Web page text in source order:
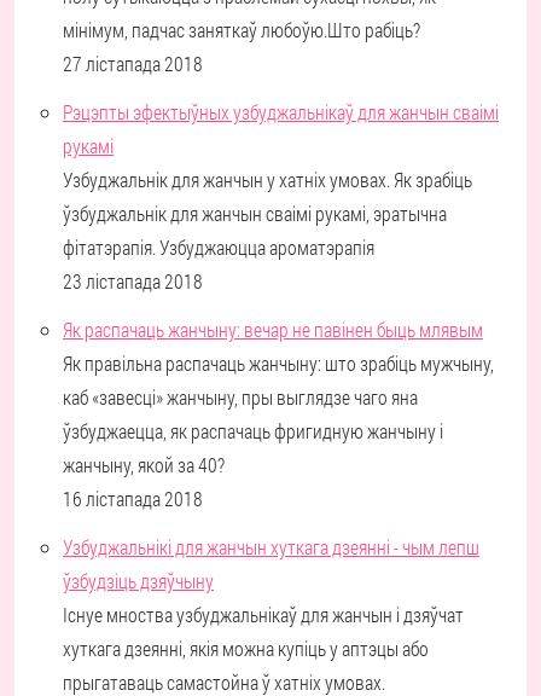
мінімум, падчас заняткаў любоўю.Што рабіць?
27 лістапада 2018
Рэцэпты эфектыўных узбуджальнікаў для жанчын сваімі
рукамі
Узбуджальнік для жанчын у хатніх умовах. Як зрабіць
ўзбуджальнік для жанчын сваімі рукамі, эратычна
фітатэрапія. Узбуджаюцца ароматэрапія
23 лістапада 2018
Як распачаць жанчыну: вечар не павінен быць млявым
Як правільна распачаць жанчыну: што зрабіць мужчыну,
каб «завесці» жанчыну, пры выглядзе чаго яна
ўзбуджаецца, як распачаць фригидную жанчыну і
жанчыну, якой за 40?
16 лістапада 2018
Узбуджальнікі для жанчын хуткага дзеянні - чым лепш
ўзбудзіць дзяўчыну
Існуе мноства узбуджальнікаў для жанчын і дзяўчат
хуткага дзеянні, якія можна купіць у аптэцы або
прыгатаваць самастойна ў хатніх умовах.